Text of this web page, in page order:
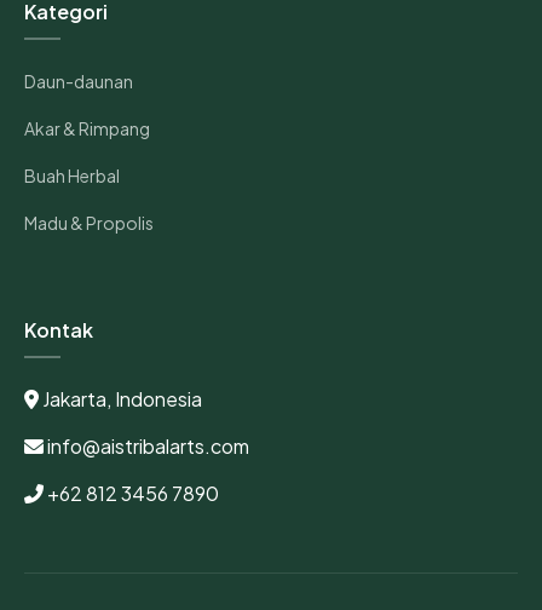
Kategori
Daun-daunan
Akar & Rimpang
Buah Herbal
Madu & Propolis
Kontak
Jakarta, Indonesia
info@aistribalarts.com
+62 812 3456 7890